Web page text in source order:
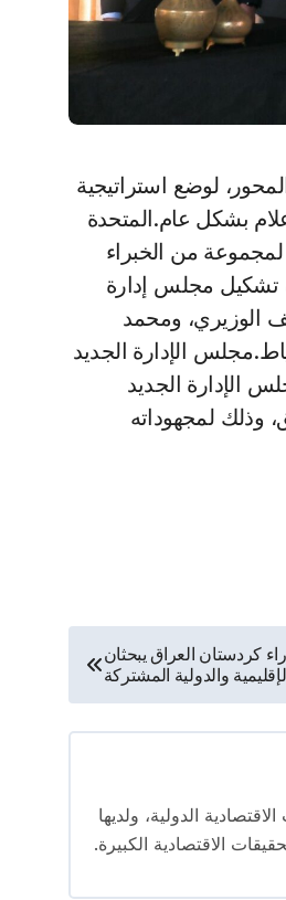
بشكل عام.المتحدة
من الخبراء
تشكيل مجلس إدارة
الوزيري، ومحمد
الإدارة الجديد
الإدارة الجديد
وذلك لمجهوداته
كردستان العراق يبحثان
والدولية المشتركة
الاقتصادية الدولية، ولديها
الاقتصادية الكبيرة.